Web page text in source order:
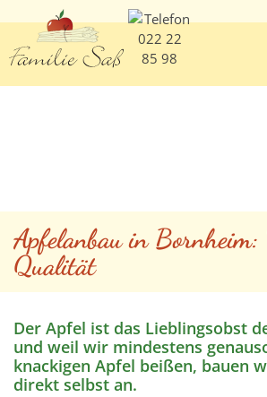
Apfelanbau in
Qualität
Der Apfel ist das Lieblingsobst
und weil wir mindestens
knackigen Apfel beißen, bauen
direkt selbst an.